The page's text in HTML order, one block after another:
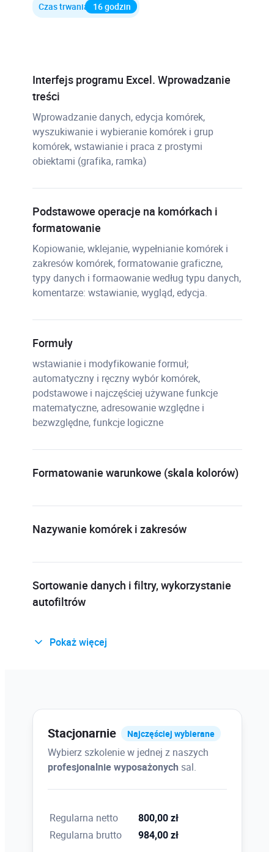
Czas trwania 16 godzin
Interfejs programu Excel. Wprowadzanie
treści
Wprowadzanie danych, edycja komórek,
wyszukiwanie i wybieranie komórek i grup
komórek, wstawianie i praca z prostymi
obiektami (grafika, ramka)
Podstawowe operacje na komórkach i
formatowanie
Kopiowanie, wklejanie, wypełnianie komórek i
zakresów komórek, formatowanie graficzne,
typy danych i formaowanie według typu danych,
komentarze: wstawianie, wygląd, edycja.
Formuły
wstawianie i modyfikowanie formuł;
automatyczny i ręczny wybór komórek,
podstawowe i najczęściej używane funkcje
matematyczne, adresowanie względne i
bezwzględne, funkcje logiczne
Formatowanie warunkowe (skala kolorów)
Nazywanie komórek i zakresów
Sortowanie danych i filtry, wykorzystanie
autofiltrów
Podstawowa walidacja danych (wybór z
list rozwijanych)
Pokaż więcej
Stacjonarnie Najczęściej wybierane
Wybierz szkolenie w jednej z naszych
profesjonalnie wyposażonych sal.
Regularna netto
800,00 zł
Regularna brutto
984,00 zł